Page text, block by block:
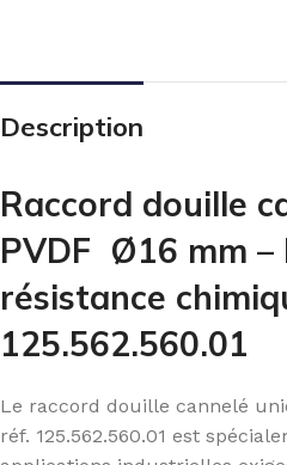
Description
Raccord douille
PVDF Ø16 mm –
résistance
125.562.560.01
Le raccord douille cannelé
réf. 125.562.560.01 est